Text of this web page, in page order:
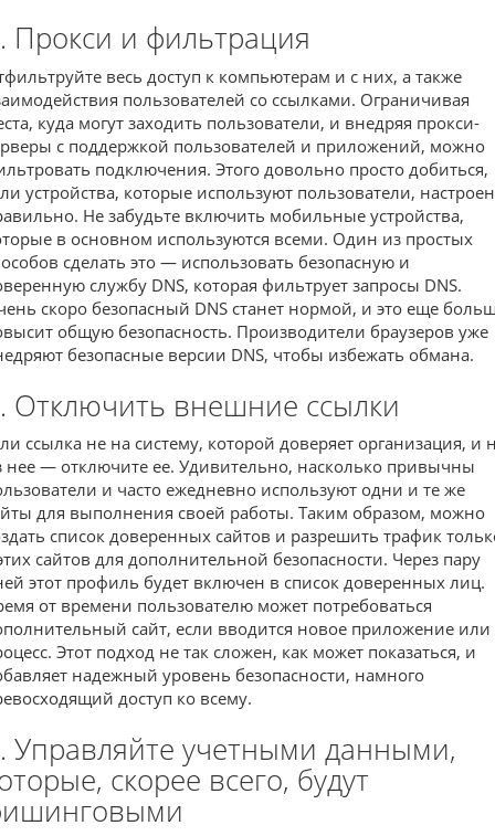
Прокси и фильтрация
весь доступ к компьютерам и с них, а также
пользователей со ссылками. Ограничивая
куда могут заходить пользователи, и внедряя прокси-
с поддержкой пользователей и приложений, можно
подключения. Этого довольно просто добиться,
устройства, которые используют пользователи,
Не забудьте включить мобильные устройства,
в основном используются всеми. Один из простых
сделать это — использовать безопасную и
службу DNS, которая фильтрует запросы DNS.
скоро безопасный DNS станет нормой, и это еще
общую безопасность. Производители браузеров уже
безопасные версии DNS, чтобы избежать обмана.
Отключить внешние ссылки
ссылка не на систему, которой доверяет организация, и
нее — отключите ее. Удивительно, насколько привычны
и часто ежедневно используют одни и те же
для выполнения своей работы. Таким образом, можно
список доверенных сайтов и разрешить трафик
сайтов для дополнительной безопасности. Через пару
этот профиль будет включен в список доверенных лиц.
от времени пользователю может потребоваться
сайт, если вводится новое приложение или
Этот подход не так сложен, как может показаться, и
надежный уровень безопасности, намного
доступ ко всему.
Управляйте учетными данными,
скорее всего, будут